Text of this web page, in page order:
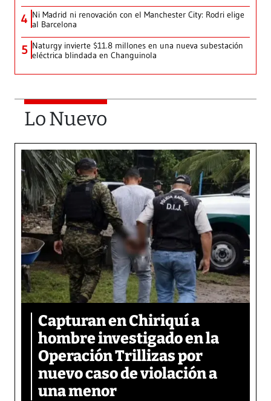
4 Ni Madrid ni renovación con el Manchester City: Rodri elige
al Barcelona
5 Naturgy invierte $11.8 millones en una nueva subestación
eléctrica blindada en Changuinola
Lo Nuevo
Capturan en Chiriquí a
hombre investigado en la
Operación Trillizas por
nuevo caso de violación a
una menor